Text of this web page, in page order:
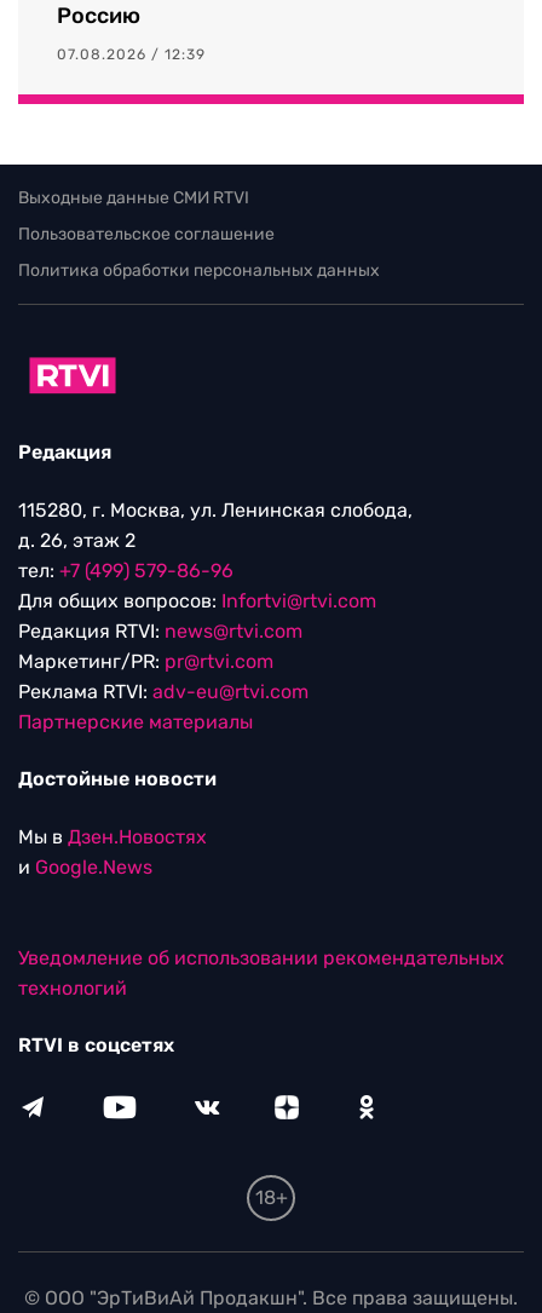
Россию
07.08.2026 / 12:39
Выходные данные СМИ RTVI
Пользовательское соглашение
Политика обработки персональных данных
Редакция
115280, г. Москва, ул. Ленинская слобода,
д. 26, этаж 2
тел: +7 (499) 579-86-96
Для общих вопросов: Infortvi@rtvi.com
Редакция RTVI: news@rtvi.com
Маркетинг/PR: pr@rtvi.com
Реклама RTVI: adv-eu@rtvi.com
Партнерские материалы
Достойные новости
Мы в Дзен.Новостях
и Google.News
Уведомление об использовании рекомендательных
технологий
RTVI в соцсетях
18+
© ООО "ЭрТиВиАй Продакшн". Все права защищены.